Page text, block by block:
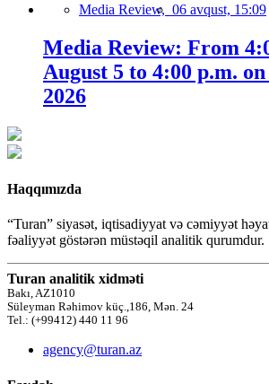
Media Review, 06 avqust, 15:09
Media Review: From
August 5 to 4:00 p.m.
2026
Haqqımızda
“Turan” siyasət, iqtisadiyyat və cəmiyyət
fəaliyyət göstərən müstəqil analitik qurumdur.
Turan analitik xidməti
Bakı, AZ1010
Süleyman Rəhimov küç.,186, Mən. 24
Tel.: (+99412) 440 11 96
agency@turan.az